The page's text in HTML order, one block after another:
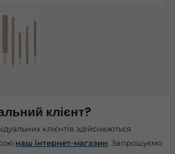
клієнт?
клієнтів здійснюються
наш інтернет-магазин. Запрошуємо